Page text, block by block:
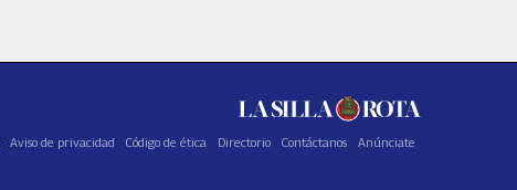
Aviso de privacidad Código de ética Directorio Contáctanos Anúnciate